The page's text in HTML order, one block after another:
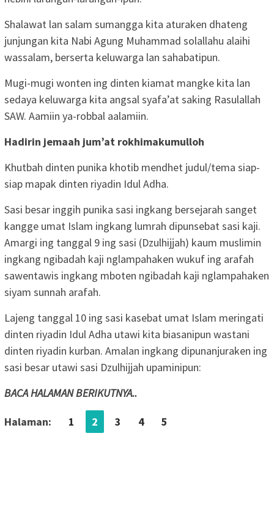
Shalawat lan salam sumangga kita aturaken dhateng
junjungan kita Nabi Agung Muhammad solallahu alaihi
wassalam, berserta keluwarga lan sahabatipun.
Mugi-mugi wonten ing dinten kiamat mangke kita lan
sedaya keluwarga kita angsal syafa’at saking Rasulallah
SAW. Aamiin ya-robbal aalamiin.
Hadirin jemaah jum’at rokhimakumulloh
Khutbah dinten punika khotib mendhet judul/tema siap-
siap mapak dinten riyadin Idul Adha.
Sasi besar inggih punika sasi ingkang bersejarah sanget
kangge umat Islam ingkang lumrah dipunsebat sasi kaji.
Amargi ing tanggal 9 ing sasi (Dzulhijjah) kaum muslimin
ingkang ngibadah kaji nglampahaken wukuf ing arafah
sawentawis ingkang mboten ngibadah kaji nglampahaken
siyam sunnah arafah.
Lajeng tanggal 10 ing sasi kasebat umat Islam meringati
dinten riyadin Idul Adha utawi kita biasanipun wastani
dinten riyadin kurban. Amalan ingkang dipunanjuraken ing
sasi besar utawi sasi Dzulhijjah upaminipun:
BACA HALAMAN BERIKUTNYA..
Halaman: 1 2 3 4 5